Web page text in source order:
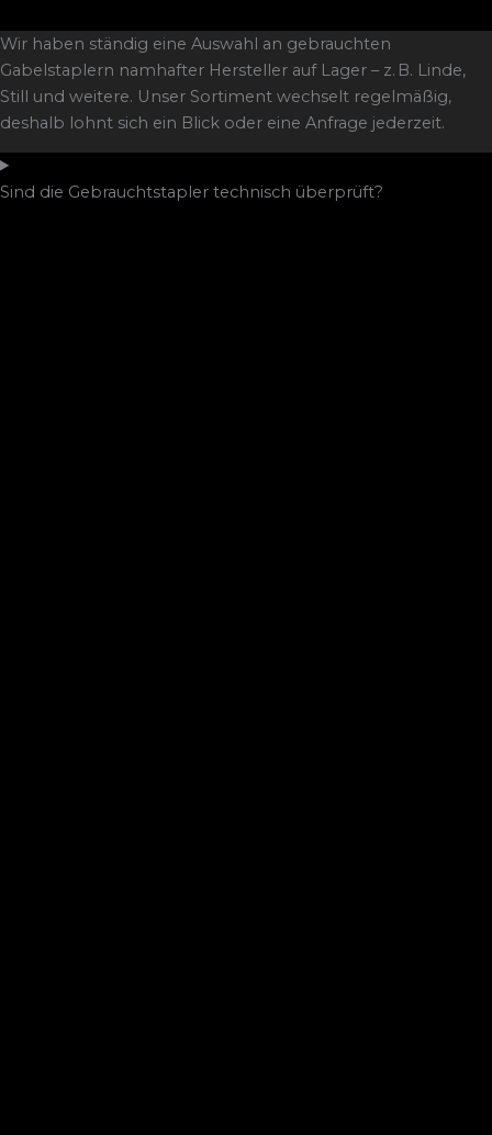
Wir haben ständig eine Auswahl an gebrauchten
Gabelstaplern namhafter Hersteller auf Lager – z. B. Linde,
Still und weitere. Unser Sortiment wechselt regelmäßig,
deshalb lohnt sich ein Blick oder eine Anfrage jederzeit.
Sind die Gebrauchtstapler technisch überprüft?